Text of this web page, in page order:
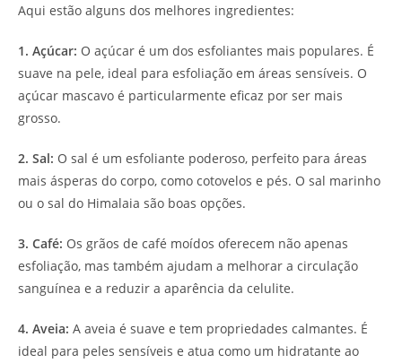
Aqui estão alguns dos melhores ingredientes:
1. Açúcar: O açúcar é um dos esfoliantes mais populares. É
suave na pele, ideal para esfoliação em áreas sensíveis. O
açúcar mascavo é particularmente eficaz por ser mais
grosso.
2. Sal: O sal é um esfoliante poderoso, perfeito para áreas
mais ásperas do corpo, como cotovelos e pés. O sal marinho
ou o sal do Himalaia são boas opções.
3. Café: Os grãos de café moídos oferecem não apenas
esfoliação, mas também ajudam a melhorar a circulação
sanguínea e a reduzir a aparência da celulite.
4. Aveia: A aveia é suave e tem propriedades calmantes. É
ideal para peles sensíveis e atua como um hidratante ao